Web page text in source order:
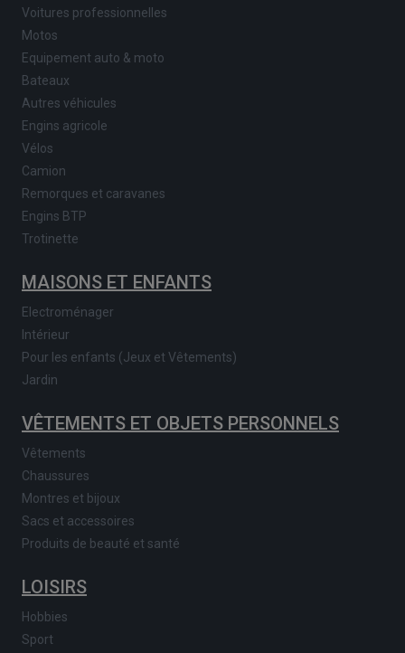
Voitures professionnelles
Motos
Equipement auto & moto
Bateaux
Autres véhicules
Engins agricole
Vélos
Camion
Remorques et caravanes
Engins BTP
Trotinette
MAISONS ET ENFANTS
Electroménager
Intérieur
Pour les enfants (Jeux et Vêtements)
Jardin
VÊTEMENTS ET OBJETS PERSONNELS
Vêtements
Chaussures
Montres et bijoux
Sacs et accessoires
Produits de beauté et santé
LOISIRS
Hobbies
Sport